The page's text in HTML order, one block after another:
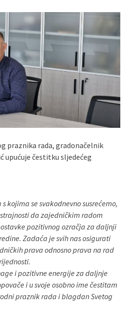
praznika rada, gradonačelnik
upućuje čestitku sljedećeg
kojima se svakodnevno susrećemo,
da zajedničkim radom
pozitivnog ozračja za daljnji
Zadaća je svih nas osigurati
prava odnosno prava na rad
i pozitivne energije za daljnje
i u svoje osobno ime čestitam
praznik rada i blagdan Svetog